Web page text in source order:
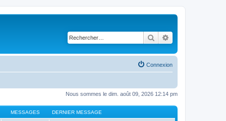
Rechercher
Connexion
Nous sommes le dim. août 09, 2026 12:14 pm
MESSAGES DERNIER MESSAGE